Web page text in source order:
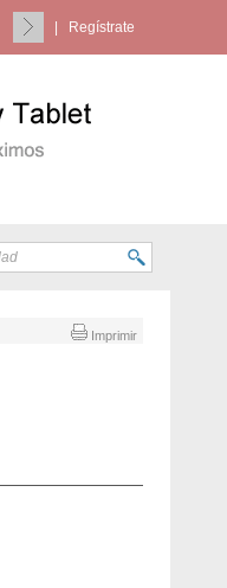
Regístrate
Imprimir